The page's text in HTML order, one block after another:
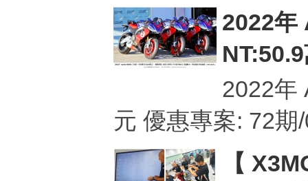
2022年
2022年
元 優惠專案: 72
【